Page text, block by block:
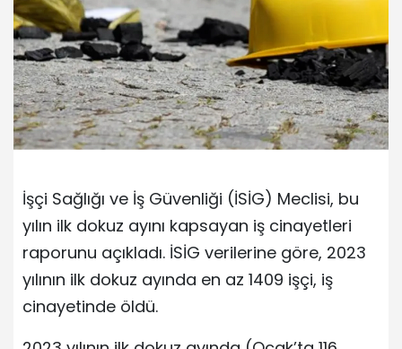
İşçi Sağlığı ve İş Güvenliği (İSİG) Meclisi, bu
yılın ilk dokuz ayını kapsayan iş cinayetleri
raporunu açıkladı. İSİG verilerine göre, 2023
yılının ilk dokuz ayında en az 1409 işçi, iş
cinayetinde öldü.